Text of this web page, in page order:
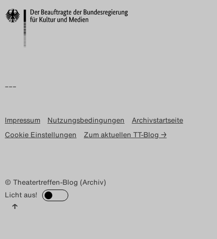
–––
Impressum Nutzungsbedingungen
Archivstartseite
Cookie Einstellungen
Zum aktuellen TT-Blog →
© Theatertreffen-Blog (Archiv)
Licht aus!
↑